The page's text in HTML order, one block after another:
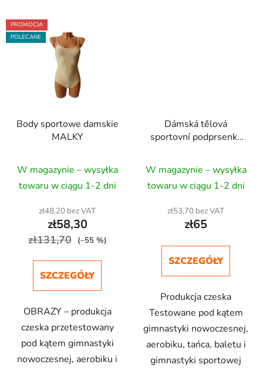
PROMOCJA
POLECANE
Body sportowe damskie
MALKY
W magazynie – wysyłka
towaru w ciągu 1-2 dni
zł48,20 bez VAT
zł58,30
zł131,70 (–55 %)
SZCZEGÓŁY
OBRAZY – produkcja
czeska przetestowany
pod kątem gimnastyki
nowoczesnej, aerobiku i
Dámská tělová
sportovní podprsenka
Dance
W magazynie – wysyłka
towaru w ciągu 1-2 dni
zł53,70 bez VAT
zł65
SZCZEGÓŁY
Produkcja czeska
Testowane pod kątem
gimnastyki nowoczesnej,
aerobiku, tańca, baletu i
gimnastyki sportowej